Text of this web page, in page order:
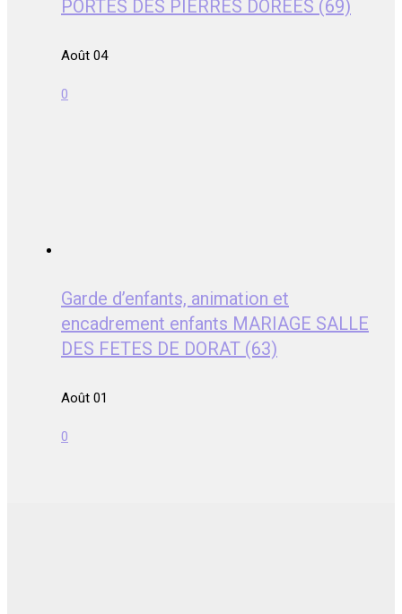
PORTES DES PIERRES DORÉES (69)
Août 04
0
Garde d’enfants, animation et
encadrement enfants MARIAGE SALLE
DES FETES DE DORAT (63)
Août 01
0